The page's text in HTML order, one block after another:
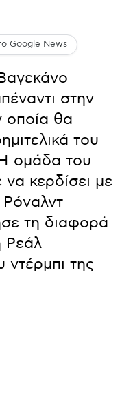
Google News
στην
οποία θα
του
ομάδα του
κερδίσει με
τη διαφορά
Ρεάλ
ντέρμπι της